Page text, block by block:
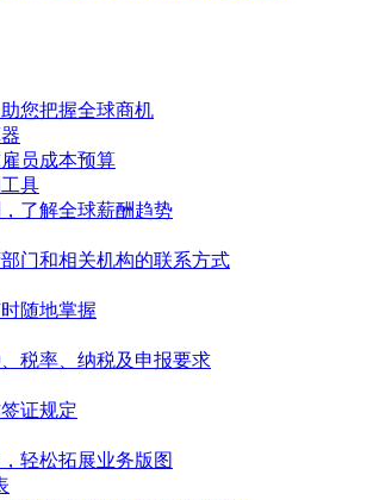
您把握全球商机
员成本预算
具
了解全球薪酬趋势
门和相关机构的联系方式
随地掌握
税率、纳税及申报要求
证规定
轻松拓展业务版图